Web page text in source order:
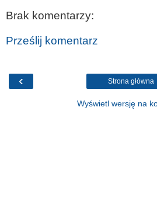
Brak komentarzy:
Prześlij komentarz
‹ Strona główna
Wyświetl wersję na